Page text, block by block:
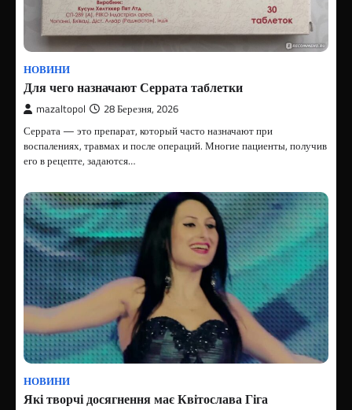
НОВИНИ
Для чего назначают Серрата таблетки
mazaltopol 28 Березня, 2026
Серрата — это препарат, который часто назначают при
воспалениях, травмах и после операций. Многие пациенты, получив
его в рецепте, задаются…
НОВИНИ
Які творчі досягнення має Квітослава Гіга